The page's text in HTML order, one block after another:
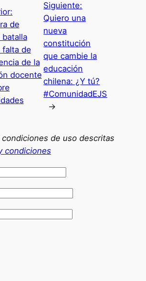
de
batalla
falta de
de la
docente
Siguiente:
Quiero una
nueva
constitución
que cambie la
educación
chilena: ¿Y tú?
#ComunidadEJS
→
de uso descritas
condiciones